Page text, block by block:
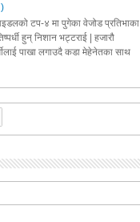
टप-४ मा पुगेका वेजोड प्रतिभाका
हुन् निशान भट्टराई | हजारौ
पाखा लगाउदै कडा मेहेनेतका साथ